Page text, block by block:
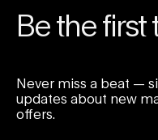
Be the
Never miss a beat —
updates about new
offers.